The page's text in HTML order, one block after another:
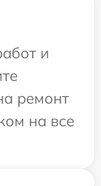
и
ремонт
на все